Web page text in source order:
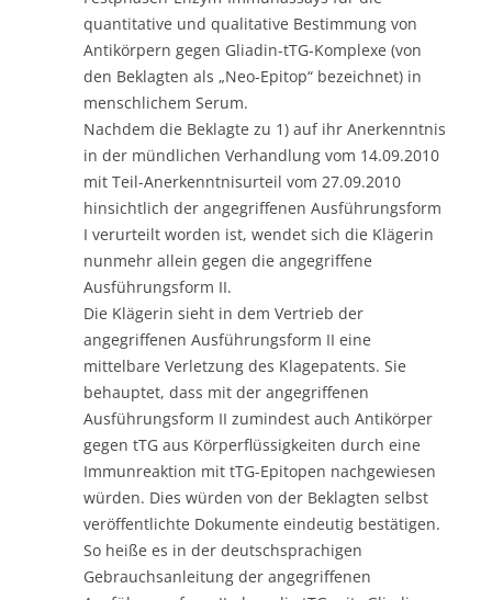
quantitative und qualitative Bestimmung von
Antikörpern gegen Gliadin-tTG-Komplexe (von
den Beklagten als „Neo-Epitop“ bezeichnet) in
menschlichem Serum.
Nachdem die Beklagte zu 1) auf ihr Anerkenntnis
in der mündlichen Verhandlung vom 14.09.2010
mit Teil-Anerkenntnisurteil vom 27.09.2010
hinsichtlich der angegriffenen Ausführungsform
I verurteilt worden ist, wendet sich die Klägerin
nunmehr allein gegen die angegriffene
Ausführungsform II.
Die Klägerin sieht in dem Vertrieb der
angegriffenen Ausführungsform II eine
mittelbare Verletzung des Klagepatents. Sie
behauptet, dass mit der angegriffenen
Ausführungsform II zumindest auch Antikörper
gegen tTG aus Körperflüssigkeiten durch eine
Immunreaktion mit tTG-Epitopen nachgewiesen
würden. Dies würden von der Beklagten selbst
veröffentlichte Dokumente eindeutig bestätigen.
So heiße es in der deutschsprachigen
Gebrauchsanleitung der angegriffenen